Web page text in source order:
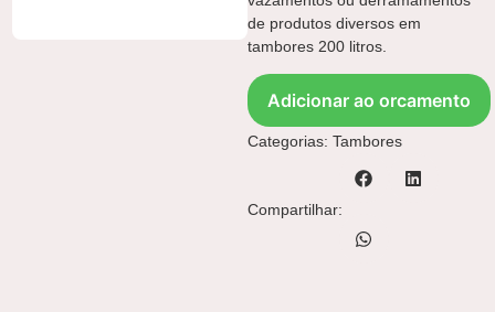
de produtos diversos em
tambores 200 litros.
Adicionar ao orcamento
Categorias: Tambores
Compartilhar: